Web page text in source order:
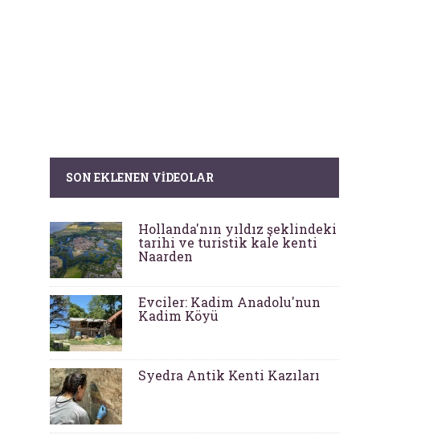
SON EKLENEN VIDEOLAR
Hollanda'nın yıldız şeklindeki
tarihi ve turistik kale kenti
Naarden
Evciler: Kadim Anadolu'nun
Kadim Köyü
Syedra Antik Kenti Kazıları